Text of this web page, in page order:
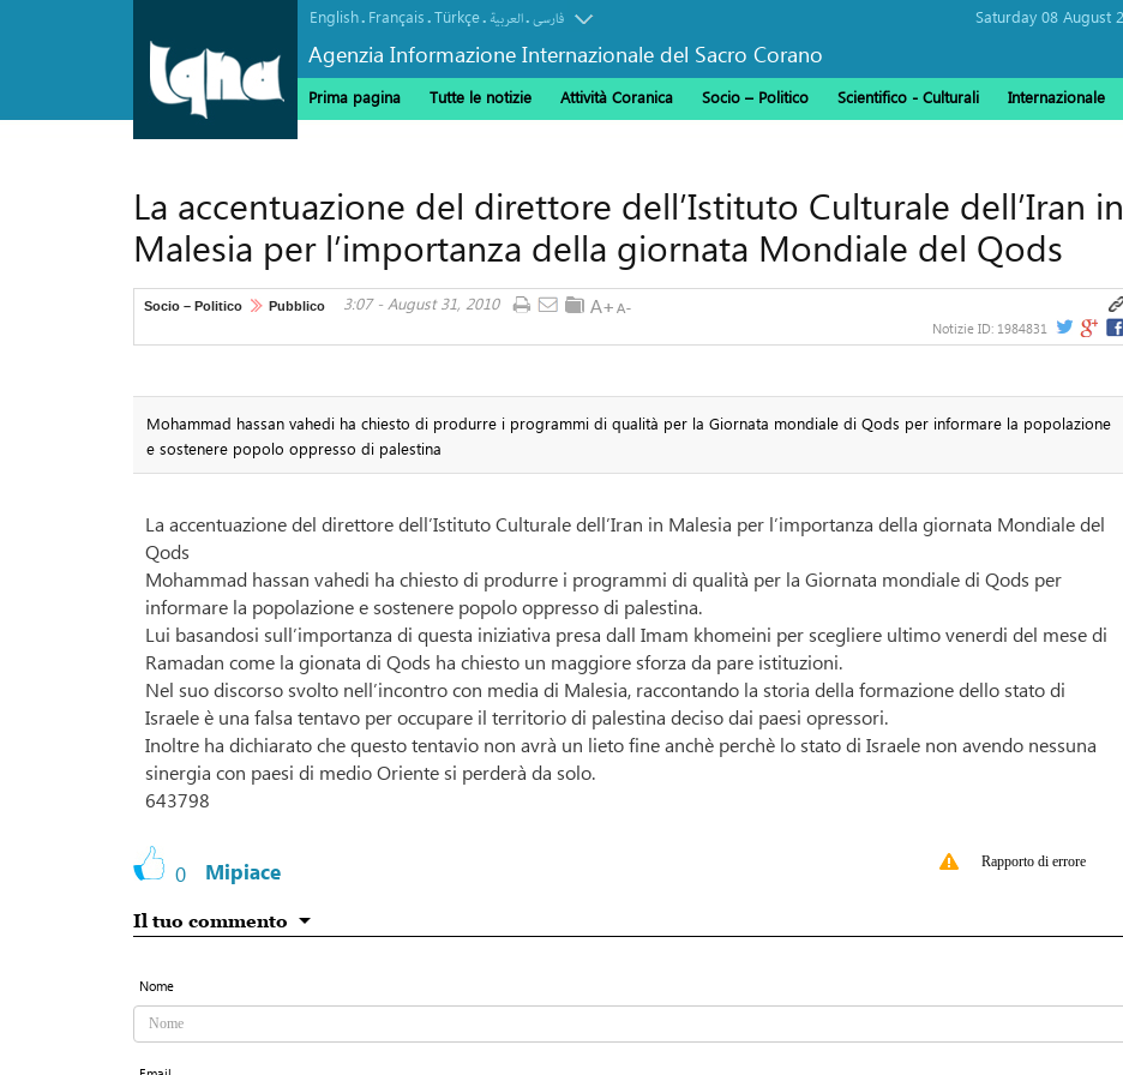
Agenzia Informazione Internazionale del Sacro Corano
English. Français.Türkçe. العربیة.فارسی
Prima pagina Tutte le notizie Attività Coranica Socio – Politico Scientifico - Culturali Internazionale
La accentuazione del direttore dell’Istituto Culturale dell’Iran in
Malesia per l’importanza della giornata Mondiale del Qods
Socio – Politico Pubblico 3:07 - August 31, 2010
Notizie ID: 1984831
Mohammad hassan vahedi ha chiesto di produrre i programmi di qualità per la Giornata mondiale di Qods per informare la popolazione
e sostenere popolo oppresso di palestina
La accentuazione del direttore dell’Istituto Culturale dell’Iran in Malesia per l’importanza della giornata Mondiale del
Qods
Mohammad hassan vahedi ha chiesto di produrre i programmi di qualità per la Giornata mondiale di Qods per
informare la popolazione e sostenere popolo oppresso di palestina.
Lui basandosi sull’importanza di questa iniziativa presa dall Imam khomeini per scegliere ultimo venerdi del mese di
Ramadan come la gionata di Qods ha chiesto un maggiore sforza da pare istituzioni.
Nel suo discorso svolto nell’incontro con media di Malesia, raccontando la storia della formazione dello stato di
Israele è una falsa tentavo per occupare il territorio di palestina deciso dai paesi opressori.
Inoltre ha dichiarato che questo tentavio non avrà un lieto fine anchè perchè lo stato di Israele non avendo nessuna
sinergia con paesi di medio Oriente si perderà da solo.
643798
0 Mipiace Rapporto di errore
Il tuo commento
Nome